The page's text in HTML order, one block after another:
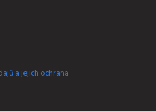
a jejich ochrana